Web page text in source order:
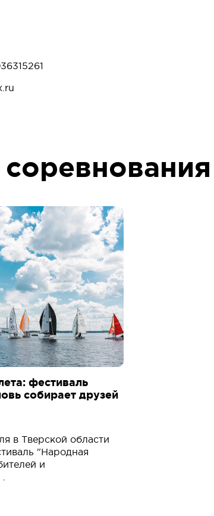
фестиваль
собирает друзей
в Тверской области
"Народная
и